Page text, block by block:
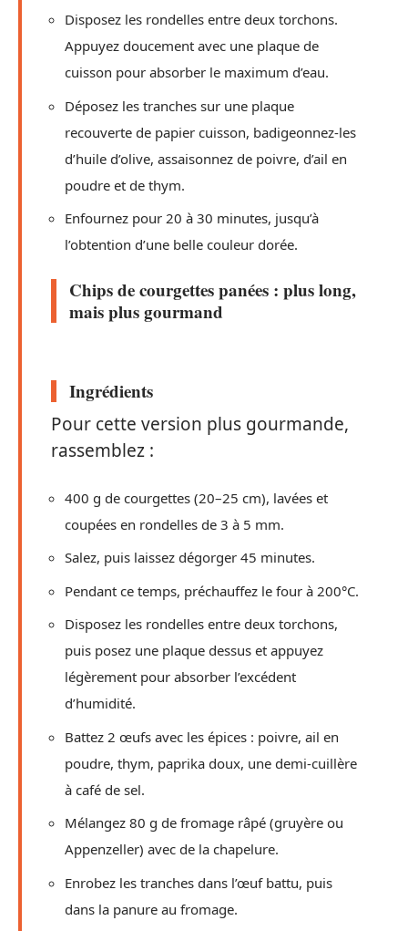
Disposez les rondelles entre deux torchons.
Appuyez doucement avec une plaque de
cuisson pour absorber le maximum d’eau.
Déposez les tranches sur une plaque
recouverte de papier cuisson, badigeonnez-les
d’huile d’olive, assaisonnez de poivre, d’ail en
poudre et de thym.
Enfournez pour 20 à 30 minutes, jusqu’à
l’obtention d’une belle couleur dorée.
Chips de courgettes panées : plus long,
mais plus gourmand
Ingrédients
Pour cette version plus gourmande,
rassemblez :
400 g de courgettes (20–25 cm), lavées et
coupées en rondelles de 3 à 5 mm.
Salez, puis laissez dégorger 45 minutes.
Pendant ce temps, préchauffez le four à 200°C.
Disposez les rondelles entre deux torchons,
puis posez une plaque dessus et appuyez
légèrement pour absorber l’excédent
d’humidité.
Battez 2 œufs avec les épices : poivre, ail en
poudre, thym, paprika doux, une demi-cuillère
à café de sel.
Mélangez 80 g de fromage râpé (gruyère ou
Appenzeller) avec de la chapelure.
Enrobez les tranches dans l’œuf battu, puis
dans la panure au fromage.